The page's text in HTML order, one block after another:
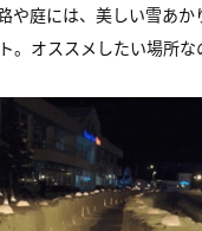
や庭には、美しい雪あ
。オススメしたい場所な